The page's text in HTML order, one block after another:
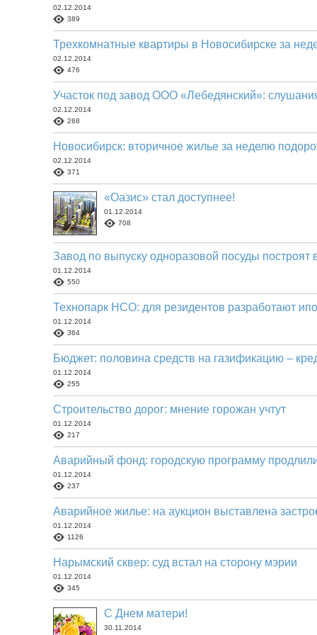
02.12.2014
389
Трехкомнатные квартиры в Новосибирске за
02.12.2014
476
Участок под завод ООО «Лебедянский»:
02.12.2014
268
Новосибирск: вторичное жилье за неделю
02.12.2014
371
«Оазис» стал доступнее!
01.12.2014
708
Завод по выпуску одноразовой посуды
01.12.2014
550
Технопарк НСО: для резидентов разработают
01.12.2014
364
Бюджет: половина средств на газификацию –
01.12.2014
255
Строительство дорог: мнение горожан учтут
01.12.2014
217
Аварийный фонд: городскую программу
01.12.2014
237
Аварийное жилье: на аукцион выставлена
01.12.2014
1126
Нарымский сквер: суд встал на сторону мэрии
01.12.2014
345
С Днем матери!
30.11.2014